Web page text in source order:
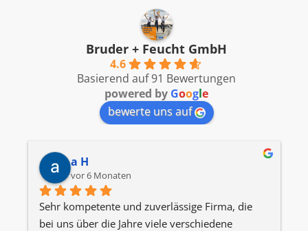
Bruder + Feucht GmbH
4.6
Basierend auf 91 Bewertungen
powered by Google
bewerte uns auf
a H
vor 6 Monaten
Sehr kompetente und zuverlässige Firma, die
bei uns über die Jahre viele verschiedene